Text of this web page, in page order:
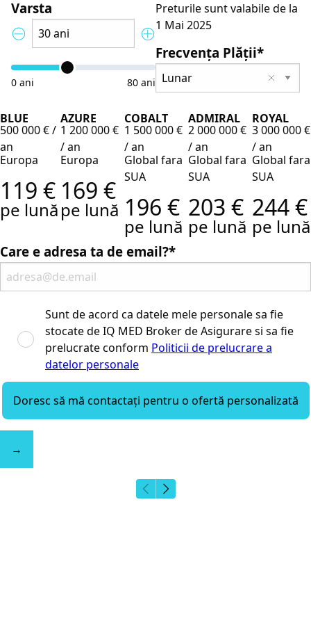
Varsta
0 ani 80 ani
Preturile sunt valabile de la
1 Mai 2025
Frecvența Plății*
Lunar
BLUE
500 000 € /
an
Europa
119 €
pe lună
AZURE
1 200 000 €
/ an
Europa
169 €
pe lună
COBALT
1 500 000 €
/ an
Global fara
SUA
196 €
pe lună
ADMIRAL
2 000 000 €
/ an
Global fara
SUA
203 €
pe lună
ROYAL
3 000 000 €
/ an
Global fara
SUA
244 €
pe lună
Care e adresa ta de email?*
Sunt de acord ca datele mele personale sa fie
stocate de IQ MED Broker de Asigurare si sa fie
prelucrate conform Politicii de prelucrare a
datelor personale
Doresc să mă contactați pentru o ofertă personalizată
→